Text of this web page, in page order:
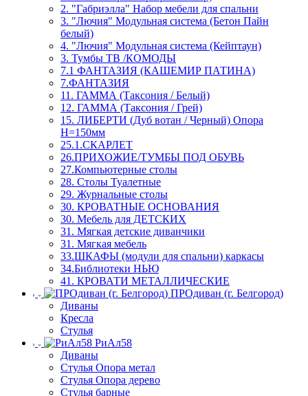
2. "Габриэлла" Набор мебели для спальни
3. "Лючия" Модульная система (Бетон Пайн
белый)
4. "Лючия" Модульная система (Кейптаун)
3. Тумбы ТВ /КОМОДЫ
7.1 ФАНТАЗИЯ (КАШЕМИР ПАТИНА)
7.ФАНТАЗИЯ
11. ГАММА (Таксония / Белый)
12. ГАММА (Таксония / Грей)
15. ЛИБЕРТИ (Дуб вотан / Черный) Опора
Н=150мм
25.1.СКАРЛЕТ
26.ПРИХОЖИЕ/ТУМБЫ ПОД ОБУВЬ
27.Компьютерные столы
28. Столы Туалетные
29. Журнальные столы
30. КРОВАТНЫЕ ОСНОВАНИЯ
30. Мебель для ДЕТСКИХ
31. Мягкая детские диванчики
31. Мягкая мебель
33.ШКАФЫ (модули для спальни) каркасы
34.Библиотеки НЬЮ
41. КРОВАТИ МЕТАЛЛИЧЕСКИЕ
ПРОдиван (г. Белгород)
Диваны
Кресла
Стулья
РиАл58
Диваны
Стулья Опора метал
Стулья Опора дерево
Стулья барные